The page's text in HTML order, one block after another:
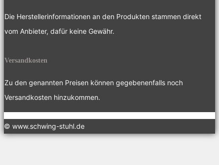
Die Herstellerinformationen an den Produkten stammen direkt
vom Anbieter, dafür keine Gewähr.
Versandkosten
Zu den genannten Preisen können gegebenenfalls noch
Versandkosten hinzukommen.
© www.schwing-stuhl.de